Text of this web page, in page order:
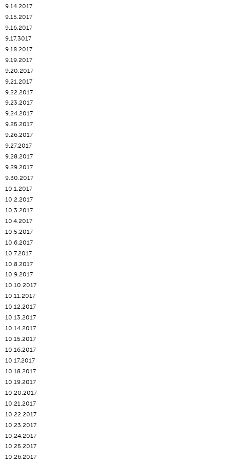
9.14.2017
9.15.2017
9.16.2017
9.17.3017
9.18.2017
9.19.2017
9.20.2017
9.21.2017
9.22.2017
9.23.2017
9.24.2017
9.25.2017
9.26.2017
9.27.2017
9.28.2017
9.29.2017
9.30.2017
10.1.2017
10.2.2017
10.3.2017
10.4.2017
10.5.2017
10.6.2017
10.7.2017
10.8.2017
10.9.2017
10.10.2017
10.11.2017
10.12.2017
10.13.2017
10.14.2017
10.15.2017
10.16.2017
10.17.2017
10.18.2017
10.19.2017
10.20.2017
10.21.2017
10.22.2017
10.23.2017
10.24.2017
10.25.2017
10.26.2017